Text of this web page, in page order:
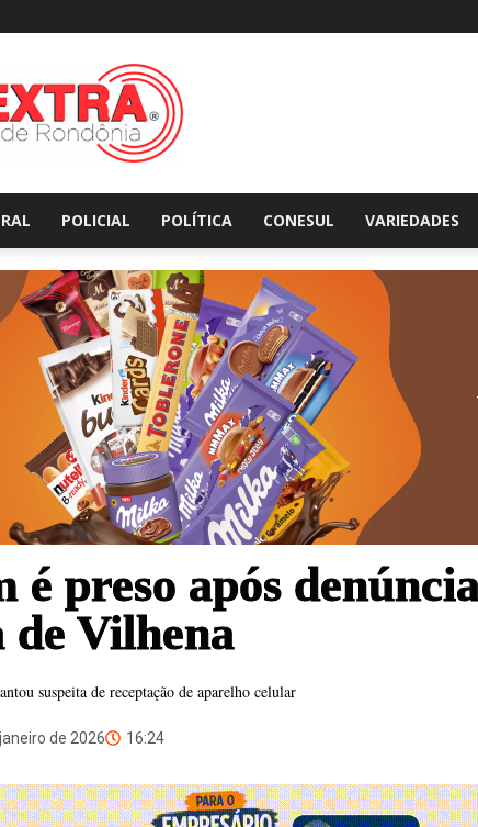
Extraderondonia.com.br
POLICIAL POLÍTICA CONESUL VARIEDADES
é preso após
de Vilhena
suspeita de receptação de aparelho celular
de 2026 16:24